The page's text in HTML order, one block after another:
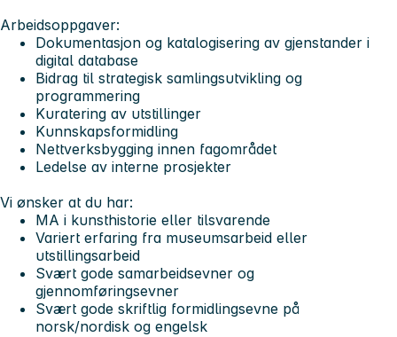
Arbeidsoppgaver:
Dokumentasjon og katalogisering av gjenstander i
digital database
Bidrag til strategisk samlingsutvikling og
programmering
Kuratering av utstillinger
Kunnskapsformidling
Nettverksbygging innen fagområdet
Ledelse av interne prosjekter
Vi ønsker at du har:
MA i kunsthistorie eller tilsvarende
Variert erfaring fra museumsarbeid eller
utstillingsarbeid
Svært gode samarbeidsevner og
gjennomføringsevner
Svært gode skriftlig formidlingsevne på
norsk/nordisk og engelsk